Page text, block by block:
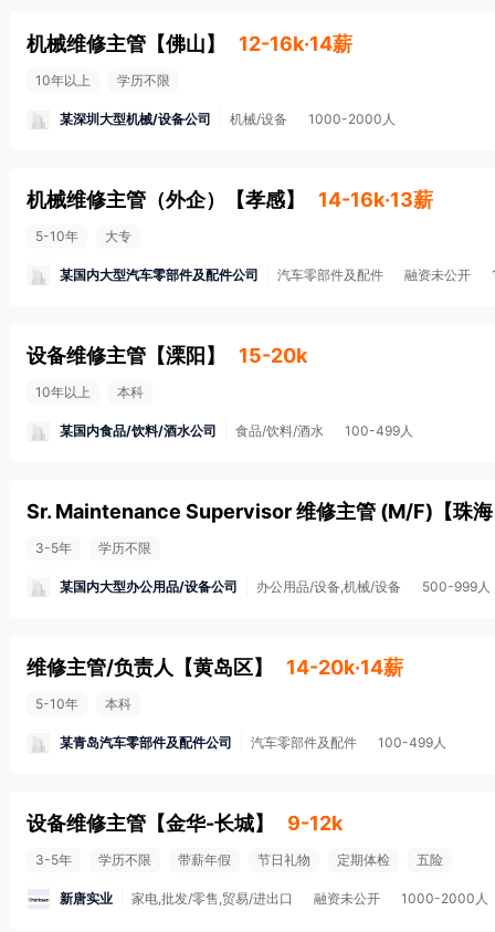
机械维修主管 【佛山】 12-16k·14薪
10年以上 学历不限
某深圳大型机械/设备公司 机械/设备 1000-2000人
机械维修主管（外企） 【孝感】 14-16k·13薪
5-10年 大专
某国内大型汽车零部件及配件公司 汽车零部件及配件 融资未公开
设备维修主管 【溧阳 】 15-20k
10年以上 本科
某国内食品/饮料/酒水公司 食品/饮料/酒水 100-499人
Sr. Maintenance Supervisor 维修主管 (M/F) 【珠海
3-5年 学历不限
某国内大型办公用品/设备公司 办公用品/设备,机械/设备 500-999人
维修主管/负责人 【黄岛区】 14-20k·14薪
5-10年 本科
某青岛汽车零部件及配件公司 汽车零部件及配件 100-499人
设备维修主管 【金华-长城】 9-12k
3-5年 学历不限 带薪年假 节日礼物 定期体检 五险
新唐实业 家电,批发/零售,贸易/进出口 融资未公开 1000-2000人